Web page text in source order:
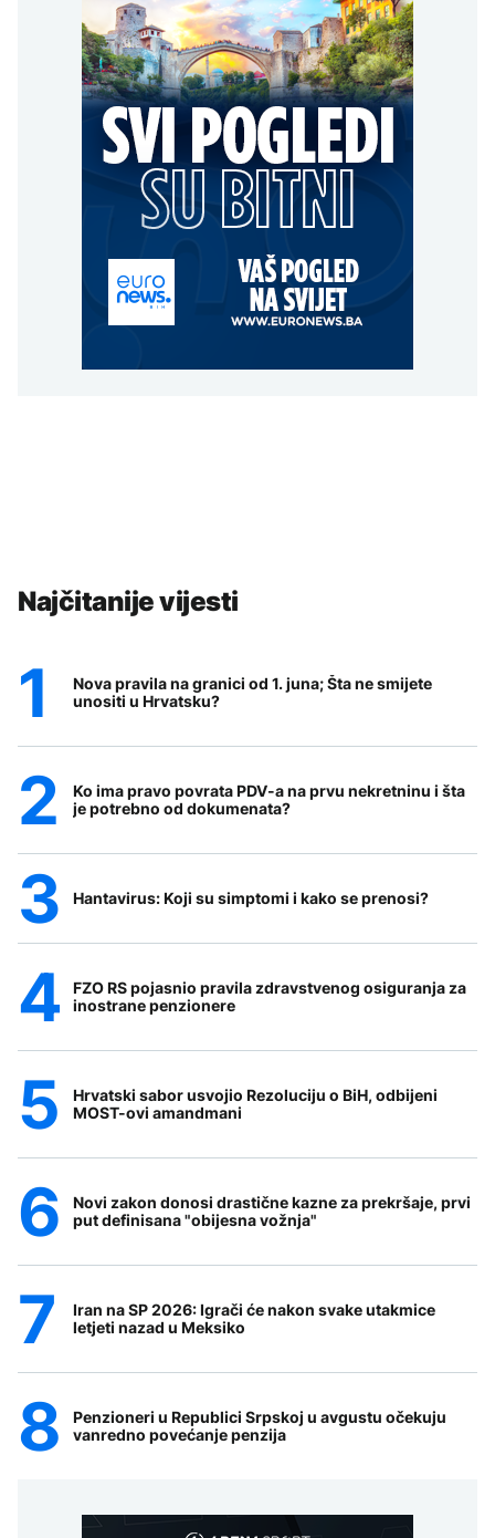
Najčitanije vijesti
Nova pravila na granici od 1. juna; Šta ne smijete
unositi u Hrvatsku?
Ko ima pravo povrata PDV-a na prvu nekretninu i šta
je potrebno od dokumenata?
Hantavirus: Koji su simptomi i kako se prenosi?
FZO RS pojasnio pravila zdravstvenog osiguranja za
inostrane penzionere
Hrvatski sabor usvojio Rezoluciju o BiH, odbijeni
MOST-ovi amandmani
Novi zakon donosi drastične kazne za prekršaje, prvi
put definisana "obijesna vožnja"
Iran na SP 2026: Igrači će nakon svake utakmice
letjeti nazad u Meksiko
Penzioneri u Republici Srpskoj u avgustu očekuju
vanredno povećanje penzija